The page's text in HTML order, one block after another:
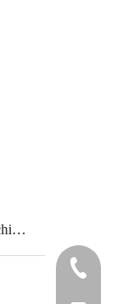
courroie de distribution de machine d'emballage
+86